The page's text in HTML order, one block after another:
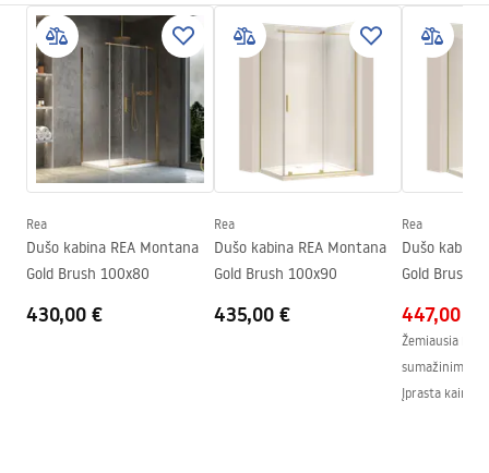
Baterijos Tipas
Vienos rankenos
Montavimo būdas
Paviršinis montavimas
Aukščio reguliavimas
Maks. aukštis
1440
Vonios snapelis
Slėgio reguliavimas
Taip
Anti-Calc sistema
Dengimo technologija
PVD
Garantija
24 mėnesių
Saugos informacija
Safety_Information_Shower_set.pdf
Garantijos sąlygos
Warranty_Terms_and_Conditions_Faucets_-_5.pdf
Surinkimo instrukcija
Rea
Dušo kabina REA Montana
Gold Brush 100x80
430,00 €
Rea
Dušo kabina REA Montana
Gold Brush 100x90
435,00 €
Rea
Dušo kabina
Gold Brush
447,00 €
Žemiausia
sumažinimo:
Įprasta kaina